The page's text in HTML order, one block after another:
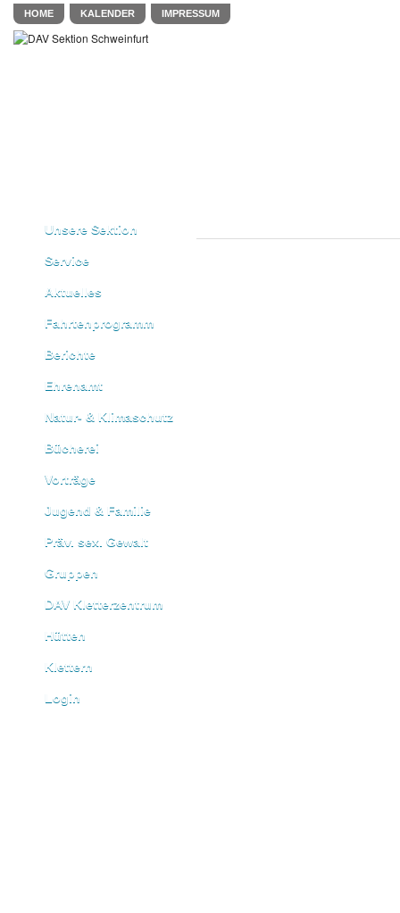
HOME KALENDER IMPRESSUM
Unsere Sektion
Service
Aktuelles
Fahrtenprogramm
Berichte
Ehrenamt
Natur- & Klimaschutz
Bücherei
Vorträge
Jugend & Familie
Präv. sex. Gewalt
Gruppen
DAV Kletterzentrum
Hütten
Klettern
Login